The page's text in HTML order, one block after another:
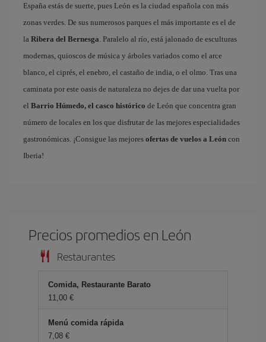
España estás de suerte, pues León es la ciudad española con más
zonas verdes. De sus numerosos parques el más importante es el de
la Ribera del Bernesga . Paralelo al río, está jalonado de esculturas
modernas, quioscos de música y árboles variados como el arce
blanco, el ciprés, el enebro, el castaño de india, o el olmo. Tras una
caminata por este oasis de naturaleza no dejes de dar una vuelta por
el Barrio Húmedo, el casco histórico de León que concentra gran
número de locales en los que disfrutar de las mejores especialidades
gastronómicas. ¡Consigue las mejores ofertas de vuelos a León con
Iberia!
Precios promedios en León
Restaurantes
Comida, Restaurante Barato
11,00 €
Menú comida rápida
7,08 €